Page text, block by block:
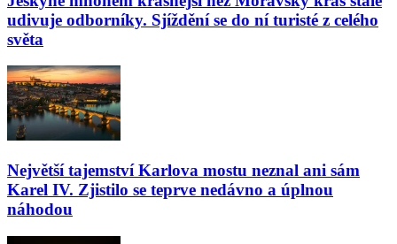
udivuje odborníky. Sjíždění se do ní turisté z celého
světa
Největší tajemství Karlova mostu neznal ani sám
Karel IV. Zjistilo se teprve nedávno a úplnou
náhodou